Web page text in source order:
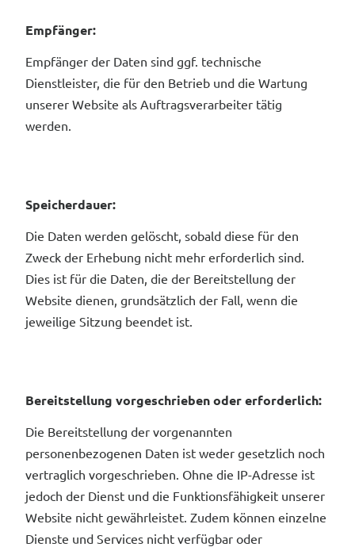
Empfänger:
Empfänger der Daten sind ggf. technische
Dienstleister, die für den Betrieb und die Wartung
unserer Website als Auftragsverarbeiter tätig
werden.
Speicherdauer:
Die Daten werden gelöscht, sobald diese für den
Zweck der Erhebung nicht mehr erforderlich sind.
Dies ist für die Daten, die der Bereitstellung der
Website dienen, grundsätzlich der Fall, wenn die
jeweilige Sitzung beendet ist.
Bereitstellung vorgeschrieben oder erforderlich:
Die Bereitstellung der vorgenannten
personenbezogenen Daten ist weder gesetzlich noch
vertraglich vorgeschrieben. Ohne die IP-Adresse ist
jedoch der Dienst und die Funktionsfähigkeit unserer
Website nicht gewährleistet. Zudem können einzelne
Dienste und Services nicht verfügbar oder